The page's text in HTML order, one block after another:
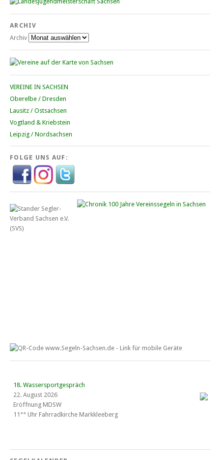
ARCHIV
Archiv
VEREINE IN SACHSEN
Oberelbe / Dresden
Lausitz / Ostsachsen
Vogtland & Kriebstein
Leipzig / Nordsachsen
FOLGE UNS AUF:
18. Wassersportgespräch
22. August 2026
Eröffnung MDSW
11°° Uhr Fahrrad­kirche Markkleeberg